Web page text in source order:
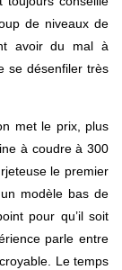
de niveaux de
avoir du mal à
se désenfiler très
met le prix, plus
à coudre à 300
le premier
modèle bas de
pour qu’il soit
parle entre
Le temps